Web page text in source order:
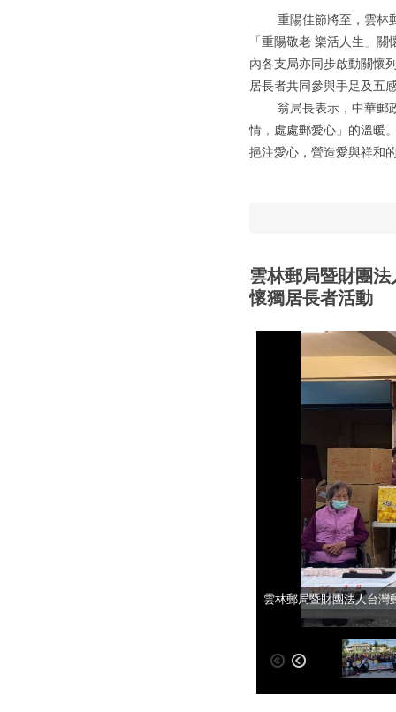
重陽佳節將至，雲林郵
「重陽敬老 樂活人生」
內各支局亦同步啟動關懷
居長者共同參與手足及五
翁局長表示，中華郵政
情，處處郵愛心」的溫暖
挹注愛心，營造愛與祥和
雲林郵局暨財團
懷獨居長者活動
雲林郵局暨財團法人台灣
雲林郵局暨財團法人台灣